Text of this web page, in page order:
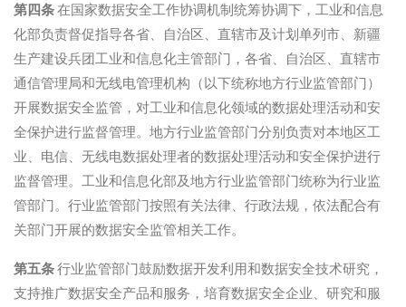
第四条在国家数据安全工作协调机制统筹协调下，工业和信息
化部负责督促指导各省、自治区、直辖市及计划单列市、新疆
生产建设兵团工业和信息化主管部门，各省、自治区、直辖市
通信管理局和无线电管理机构（以下统称地方行业监管部门）
开展数据安全监管，对工业和信息化领域的数据处理活动和安
全保护进行监督管理。地方行业监管部门分别负责对本地区工
业、电信、无线电数据处理者的数据处理活动和安全保护进行
监督管理。工业和信息化部及地方行业监管部门统称为行业监
管部门。行业监管部门按照有关法律、行政法规，依法配合有
关部门开展的数据安全监管相关工作。
第五条行业监管部门鼓励数据开发利用和数据安全技术研究，
支持推广数据安全产品和服务，培育数据安全企业、研究和服